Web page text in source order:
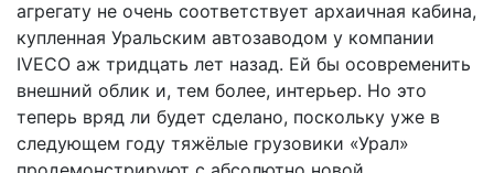
агрегату не очень соответствует архаичная кабина,
купленная Уральским автозаводом у компании
IVECO аж тридцать лет назад. Ей бы осовременить
внешний облик и, тем более, интерьер. Но это
теперь вряд ли будет сделано, поскольку уже в
следующем году тяжёлые грузовики «Урал»